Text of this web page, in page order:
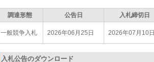
調達形態 公告日 入札締切日
一般競争入札 2026年06月25日 2026年07月10日
入札公告のダウンロード